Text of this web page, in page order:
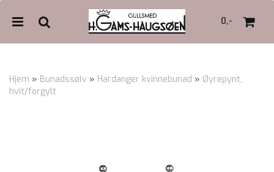
0,-
Hjem » Bunadssølv » Hardanger kvinnebunad » Øyrepynt,
hvit/forgylt